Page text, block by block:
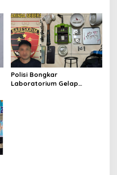
Polisi Bongkar
Laboratorium Gelap